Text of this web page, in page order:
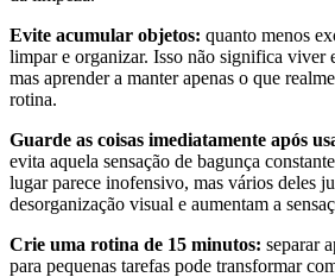
Evite acumular objetos: quanto menos
limpar e organizar. Isso não significa viver
mas aprender a manter apenas o que
rotina.
Guarde as coisas imediatamente após
evita aquela sensação de bagunça
lugar parece inofensivo, mas vários deles
desorganização visual e aumentam a
Crie uma rotina de 15 minutos: separar
para pequenas tarefas pode transformar